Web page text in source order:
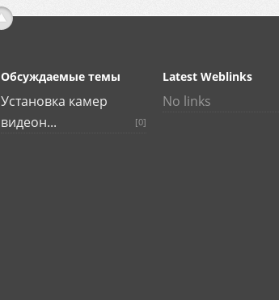
Обсуждаемые темы
Установка камер
видеон...
[0]
Latest Weblinks
No links